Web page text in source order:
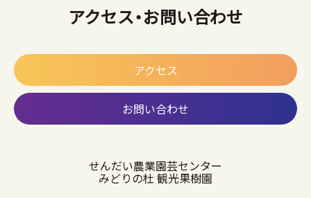
アクセス・お問い合わせ
アクセス
お問い合わせ
せんだい農業園芸センター
みどりの杜 観光果樹園